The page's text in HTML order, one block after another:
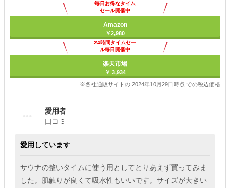
毎日お得なタイム
セール開催中
Amazon
￥2,980
24時間タイムセー
ル毎日開催中
楽天市場
￥ 3,934
※各社通販サイトの 2024年10月29日時点 での税込価格
愛用者
口コミ
愛用しています
サウナの整いタイムに使う用としてとりあえず買ってみま
した。肌触りが良くて吸水性もいいです。サイズが大きい